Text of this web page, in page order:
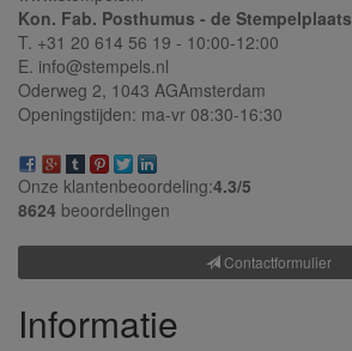
Kon. Fab. Posthumus - de Stempelplaats
T. +31 20 614 56 19 - 10:00-12:00
E. info@stempels.nl
Oderweg 2, 1043 AGAmsterdam
Openingstijden: ma-vr 08:30-16:30
Onze klantenbeoordeling:4.3/5
8624 beoordelingen
Contactformulier
Informatie